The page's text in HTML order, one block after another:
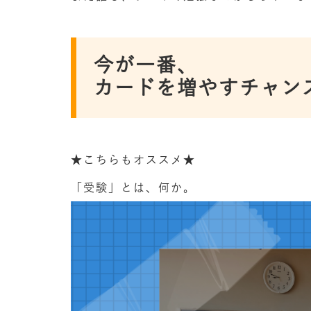
今が一番、
カードを増やすチャン
★こちらもオススメ★
「受験」とは、何か。